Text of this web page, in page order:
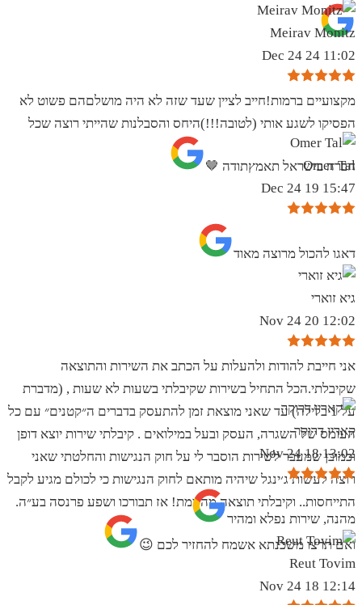
Meirav Monitz
11:02 24 Dec 24
מקצועיים ברמות!חייב לציין שעד שזה לא היה מושלםהם פשוט לא
הפסיקו לשגע אותי (לטובה!!!)היחס והסבלנות שהייתי רוצה שכל
חברה בישראל תאמץתודה 🤎
Omer Tal
15:47 19 Dec 24
‏דאגו להכול מרוצה מאוד
גיא זוארי
12:02 20 Nov 24
אני חייבת להודות ולהעלות על הכתב את השירות והתוצאה
שקיבלתי.הכל התחיל בשירות שקיבלתי בשעות לא שעות , (מדברת
על 1 בלילה) עד שאני מוצאת זמן להתעסק בדברים ה״קטנים״ עם כל
העומס של השגרה, העסק ובעל במילואים . קיבלתי שירות יוצא דופן
וכמובן שמעבר לשירות הוסבר לי על חוק הנגישות והחלטתי שאני
רוצה לעשות ג׳ינגל שיהיה מותאם לחוק הנגישות כי לכולם מגיע לקבל
התייחסות.. וקיבלתי תוצאה מהממת! אז תבורכו ושפע פרנסה בע״ה.
ואם תרצו משכנתא אשמח להחזיר לכם 😉
קארין דרוקר
13:02 18 Nov 24
מהנה, שירות נפלא ומהיר
Reut Tovim
12:14 18 Nov 24